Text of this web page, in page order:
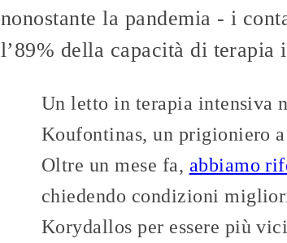
nonostante la pandemia - i
l’89% della capacità di
Un letto in terapia intensiva
Koufontinas, un prigioniero
Oltre un mese fa, abbiamo
chiedendo condizioni
Korydallos per essere più